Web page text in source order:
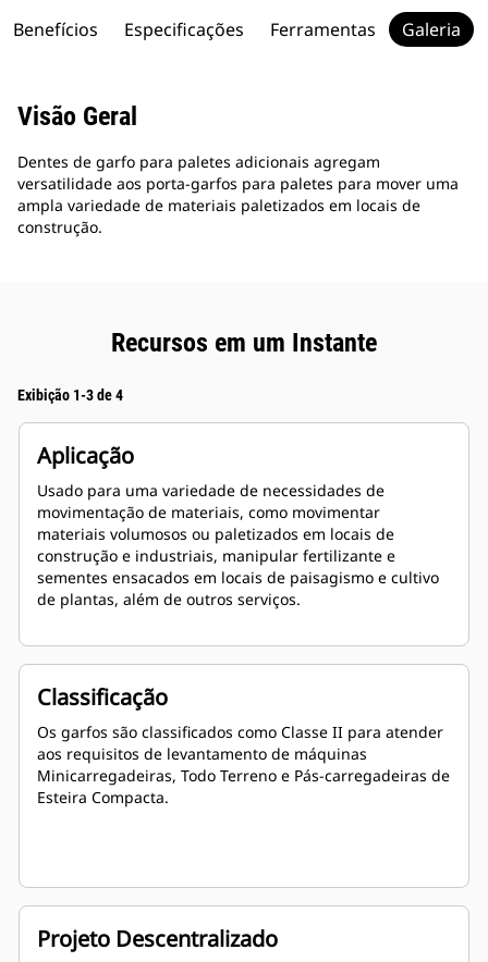
Benefícios Especificações Ferramentas Galeria
Visão Geral
Dentes de garfo para paletes adicionais agregam
versatilidade aos porta-garfos para paletes para mover uma
ampla variedade de materiais paletizados em locais de
construção.
Recursos em um Instante
Exibição 1-3 de 4
Aplicação
Usado para uma variedade de necessidades de
movimentação de materiais, como movimentar
materiais volumosos ou paletizados em locais de
construção e industriais, manipular fertilizante e
sementes ensacados em locais de paisagismo e cultivo
de plantas, além de outros serviços.
Classificação
Os garfos são classificados como Classe II para atender
aos requisitos de levantamento de máquinas
Minicarregadeiras, Todo Terreno e Pás-carregadeiras de
Esteira Compacta.
Projeto Descentralizado